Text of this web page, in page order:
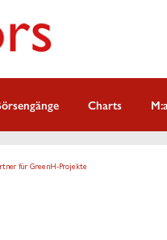
Charts
für GreenH-Projekte